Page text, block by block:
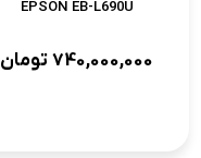
EPSON EB-L690U
740,000,000تومان